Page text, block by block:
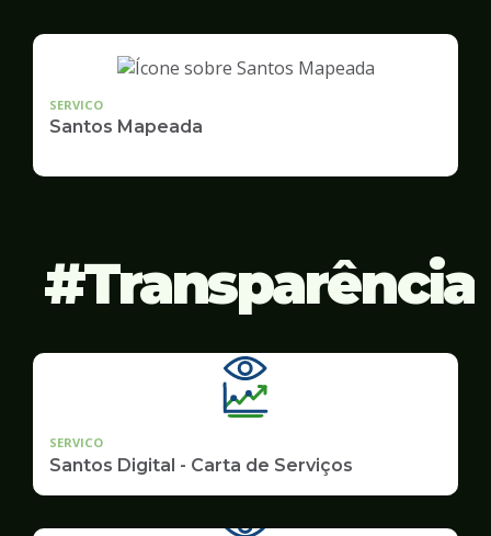
SERVICO
Santos Mapeada
Transparência
SERVICO
Santos Digital - Carta de Serviços